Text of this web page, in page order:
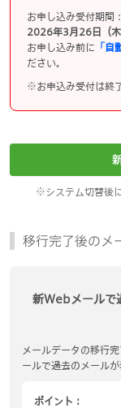
お申し込み受付期間：
2026年3月26日（
お申し込み前に 「
ださい。
※お申込み受付は終
システム切替後
移行完了後のメ
新Webメールで
メールデータの移行
ールで過去のメール
ポイント：